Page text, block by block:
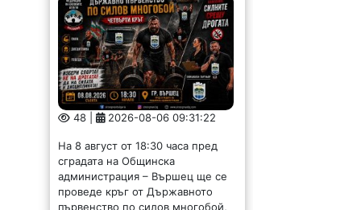
48 | 2026-08-06 09:31:22
На 8 август от 18:30 часа пред
сградата на Общинска
администрация – Вършец ще се
проведе кръг от Държавното
първенство по силов многобой,